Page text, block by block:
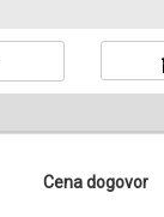
Cena dogovor